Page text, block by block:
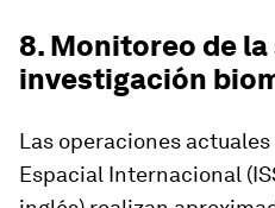
8. Monitoreo de la
investigación
Las operaciones
Espacial Internacional